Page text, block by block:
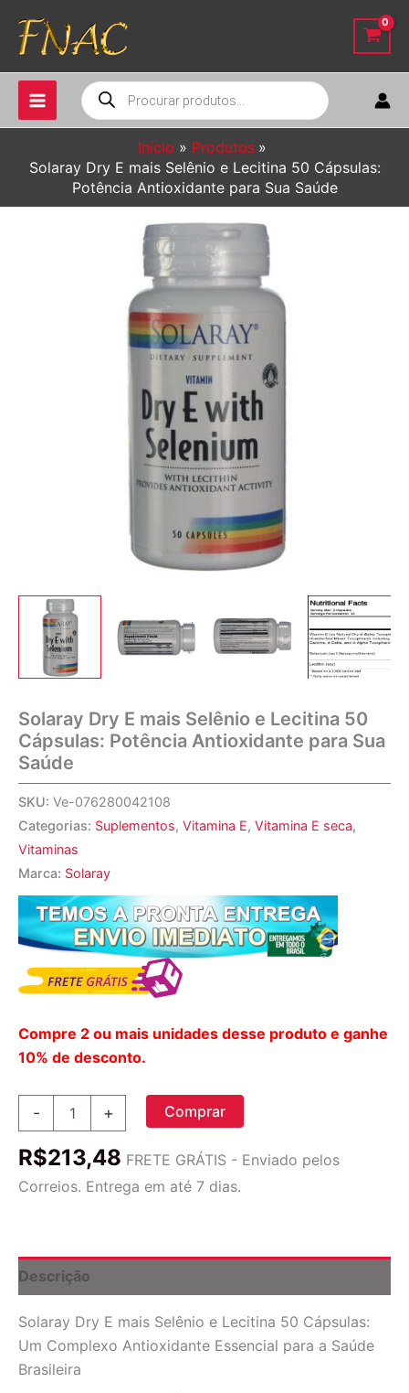
para
conteúdo
Pesquisar
produtos
Início
Produtos
Solaray Dry E mais Selênio e Lecitina 50 Cápsulas:
Potência Antioxidante para Sua Saúde
Solaray Dry E mais Selênio e Lecitina 50
Cápsulas: Potência Antioxidante para Sua
Saúde
SKU: Ve-076280042108
Categorias: Suplementos, Vitamina E, Vitamina E seca,
Vitaminas
Marca: Solaray
Compre 2 ou mais unidades desse produto e ganhe
10% de desconto.
-
mais
e
Potência
Antioxidante
Sua
Saúde
quantidade
+ Comprar
R$213,48 FRETE GRÁTIS - Enviado pelos
Correios. Entrega em até 7 dias.
Descrição
Solaray Dry E mais Selênio e Lecitina 50 Cápsulas:
Um Complexo Antioxidante Essencial para a Saúde
Brasileira